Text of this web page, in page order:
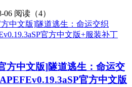
06 阅读（4）
方中文版]隧道逃生：命运交
官方中文版